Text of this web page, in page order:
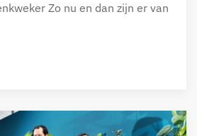
Zo nu en dan zijn er van